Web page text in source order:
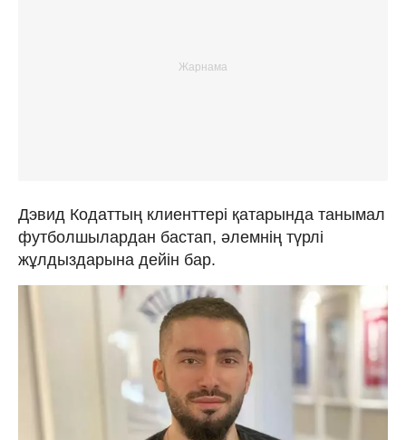
Дэвид Кодаттың клиенттері қатарында танымал
футболшылардан бастап, әлемнің түрлі
жұлдыздарына дейін бар.